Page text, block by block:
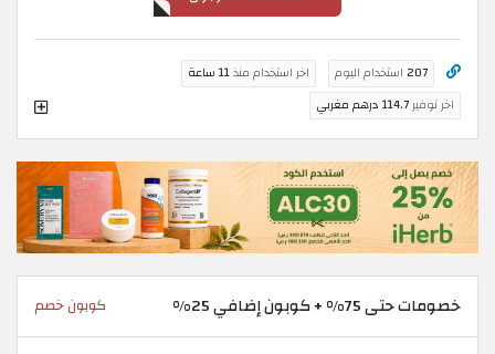
207 استخدام اليوم اخر استخدام منذ11 ساعة
اخر توفير114.7 درهم مغربي
خصومات حتى 75% + كوبون إضافي 25% كوبون خصم